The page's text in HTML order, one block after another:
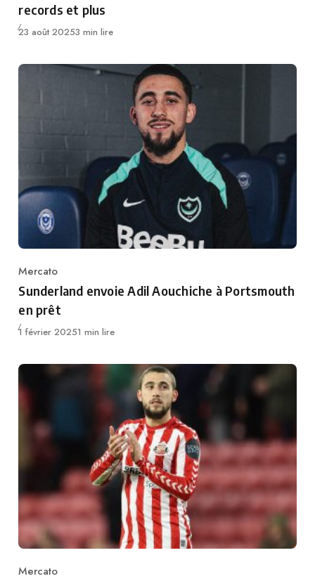
records et plus
Publié
23 août 20253 min lire
Category
Mercato
Sunderland envoie Adil Aouchiche à Portsmouth
en prêt
Publié
1 février 20251 min lire
Mercato